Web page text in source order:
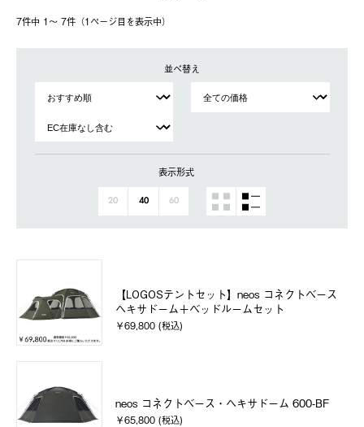
7件中 1〜 7件（1ページ⽬を表⽰中）
並べ替え
表示形式
20 40 60
【LOGOSテントセット】neos コネクトベース
ヘキサドーム＋ベッドルームセット
￥69,800 (税込)
neos コネクトベース・ヘキサドーム 600-BF
￥65,800 (税込)